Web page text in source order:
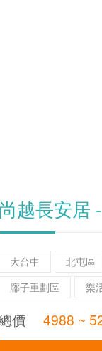
尚越長安居
大台中 北屯區
廍子重劃區
樂
價 4988 ~